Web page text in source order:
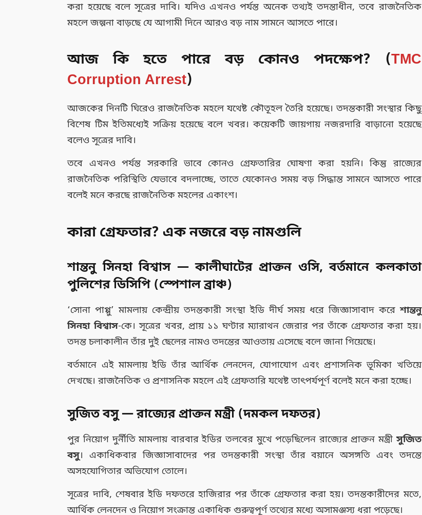
করা হয়েছে বলে সূত্রের দাবি। যদিও এখনও পর্যন্ত অনেক তথ্যই তদন্তাধীন, তবে রাজনৈতিক
মহলে জল্পনা বাড়ছে যে আগামী দিনে আরও বড় নাম সামনে আসতে পারে।
আজ কি হতে পারে বড় কোনও পদক্ষেপ? (TMC
Corruption Arrest)
আজকের দিনটি ঘিরেও রাজনৈতিক মহলে যথেষ্ট কৌতূহল তৈরি হয়েছে। তদন্তকারী সংস্থার কিছু
বিশেষ টিম ইতিমধ্যেই সক্রিয় হয়েছে বলে খবর। কয়েকটি জায়গায় নজরদারি বাড়ানো হয়েছে
বলেও সূত্রের দাবি।
তবে এখনও পর্যন্ত সরকারি ভাবে কোনও গ্রেফতারির ঘোষণা করা হয়নি। কিন্তু রাজ্যের
রাজনৈতিক পরিস্থিতি যেভাবে বদলাচ্ছে, তাতে যেকোনও সময় বড় সিদ্ধান্ত সামনে আসতে পারে
বলেই মনে করছে রাজনৈতিক মহলের একাংশ।
কারা গ্রেফতার? এক নজরে বড় নামগুলি
শান্তনু সিনহা বিশ্বাস — কালীঘাটের প্রাক্তন ওসি, বর্তমানে কলকাতা
পুলিশের ডিসিপি (স্পেশাল ব্রাঞ্চ)
‘সোনা পাপ্পু’ মামলায় কেন্দ্রীয় তদন্তকারী সংস্থা ইডি দীর্ঘ সময় ধরে জিজ্ঞাসাবাদ করেশান্তনু
সিনহা বিশ্বাস-কে। সূত্রের খবর, প্রায় ১১ ঘণ্টার ম্যারাথন জেরার পর তাঁকে গ্রেফতার করা হয়।
তদন্ত চলাকালীন তাঁর দুই ছেলের নামও তদন্তের আওতায় এসেছে বলে জানা গিয়েছে।
বর্তমানে এই মামলায় ইডি তাঁর আর্থিক লেনদেন, যোগাযোগ এবং প্রশাসনিক ভূমিকা খতিয়ে
দেখছে। রাজনৈতিক ও প্রশাসনিক মহলে এই গ্রেফতারি যথেষ্ট তাৎপর্যপূর্ণ বলেই মনে করা হচ্ছে।
সুজিত বসু — রাজ্যের প্রাক্তন মন্ত্রী (দমকল দফতর)
পুর নিয়োগ দুর্নীতি মামলায় বারবার ইডির তলবের মুখে পড়েছিলেন রাজ্যের প্রাক্তন মন্ত্রীসুজিত
বসু। একাধিকবার জিজ্ঞাসাবাদের পর তদন্তকারী সংস্থা তাঁর বয়ানে অসঙ্গতি এবং তদন্তে
অসহযোগিতার অভিযোগ তোলে।
সূত্রের দাবি, শেষবার ইডি দফতরে হাজিরার পর তাঁকে গ্রেফতার করা হয়। তদন্তকারীদের মতে,
আর্থিক লেনদেন ও নিয়োগ সংক্রান্ত একাধিক গুরুত্বপূর্ণ তথ্যের মধ্যে অসামঞ্জস্য ধরা পড়েছে।